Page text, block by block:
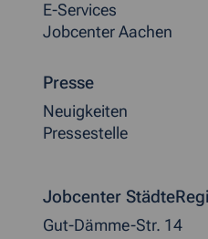
E-Services
Jobcenter Aachen
Presse
Neuigkeiten
Pressestelle
Jobcenter
Gut-Dämme-Str. 14